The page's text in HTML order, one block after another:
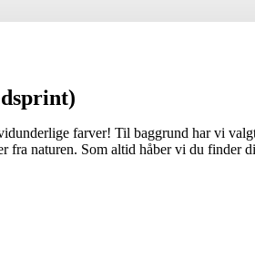
farver! Til baggrund har vi
fra naturen. Som altid håber vi du finder